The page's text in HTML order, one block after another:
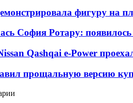
фигуру на
София Ротару: появилось
Qashqai e-Power
прощальную версию